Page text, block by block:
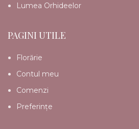
Lumea Orhideelor
PAGINI UTILE
Florărie
Contul meu
Comenzi
Preferințe